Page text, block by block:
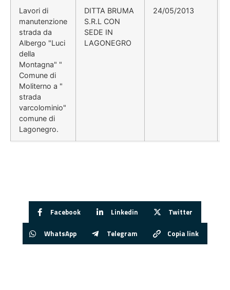
Lavori di
manutenzione
strada da
Albergo "Luci
della
Montagna" "
Comune di
Moliterno a "
strada
varcolominio"
comune di
Lagonegro.
DITTA BRUMA
S.R.L CON
SEDE IN
LAGONEGRO
24/05/2013
Facebook Linkedin Twitter
WhatsApp Telegram Copia link